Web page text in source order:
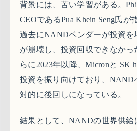
背景には、苦い学習がある。
CEOであるPua Khein Seng氏が
過去にNANDベンダーが投資を
が崩壊し、投資回収できなかっ
らに2023年以降、Micronと SK
投資を振り向けており、NAND
対的に後回しになっている。
結果として、NANDの世界供給